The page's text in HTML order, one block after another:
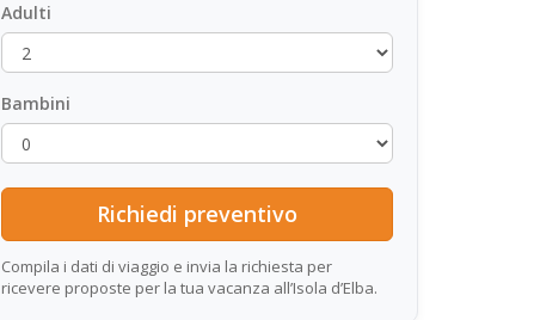
Adulti
Bambini
Compila i dati di viaggio e invia la richiesta per
ricevere proposte per la tua vacanza all’Isola d’Elba.